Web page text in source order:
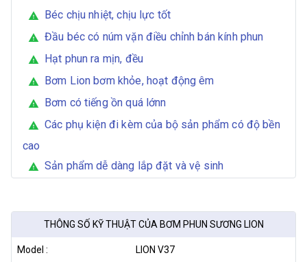
warning Béc chịu nhiệt, chịu lực tốt
warning Đầu béc có núm vặn điều chỉnh bán kính phun
warning Hạt phun ra mịn, đều
warning Bơm Lion bơm khỏe, hoạt động êm
warning Bơm có tiếng ồn quá lớnn
warning
Các phụ kiện đi kèm của bộ sản phẩm có độ bền
cao
warning Sản phẩm dễ dàng lắp đặt và vệ sinh
THÔNG SỐ KỸ THUẬT CỦA BƠM PHUN SƯƠNG LION
Model : LION V37